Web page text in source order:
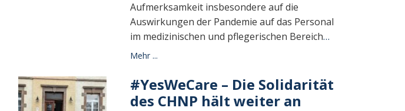
Aufmerksamkeit insbesondere auf die
Auswirkungen der Pandemie auf das Personal
im medizinischen und pflegerischen Bereich…
Mehr ...
#YesWeCare – Die Solidarität
des CHNP hält weiter an